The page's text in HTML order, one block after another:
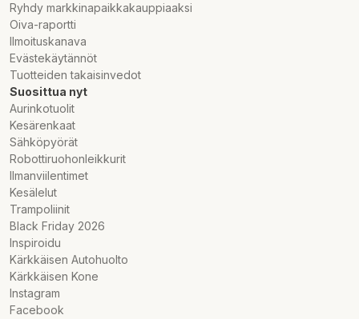
Ryhdy markkinapaikkakauppiaaksi
Oiva-raportti
Ilmoituskanava
Evästekäytännöt
Tuotteiden takaisinvedot
Suosittua nyt
Aurinkotuolit
Kesärenkaat
Sähköpyörät
Robottiruohonleikkurit
Ilmanviilentimet
Kesälelut
Trampoliinit
Black Friday 2026
Inspiroidu
Kärkkäisen Autohuolto
Kärkkäisen Kone
Instagram
Facebook